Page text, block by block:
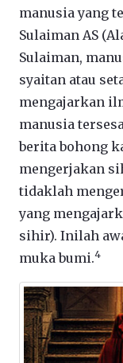
manusia yang
Sulaiman AS
Sulaiman,
syaitan atau
mengajarkan
manusia
berita bohong
mengerjakan
tidaklah
yang
sihir). Inilah
muka bumi.4